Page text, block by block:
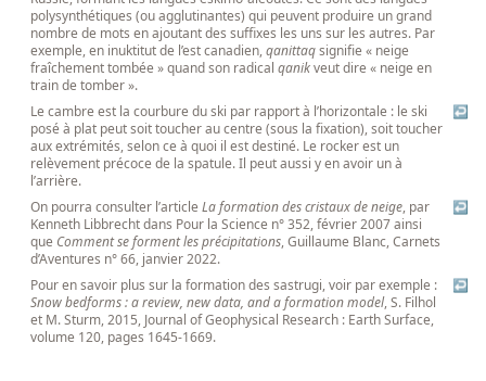
polysynthétiques (ou agglutinantes) qui peuvent produire un grand
nombre de mots en ajoutant des suffixes les uns sur les autres. Par
exemple, en inuktitut de l’est canadien,qanittaqsignifie « neige
fraîchement tombée » quand son radical qanikveut dire « neige en
train de tomber ».
Le cambre est la courbure du ski par rapport à l’horizontale : le ski
posé à plat peut soit toucher au centre (sous la fixation), soit toucher
aux extrémités, selon ce à quoi il est destiné. Le rocker est un
relèvement précoce de la spatule. Il peut aussi y en avoir un à
l’arrière.
↩
On pourra consulter l’article La formation des cristaux de neige, par
Kenneth Libbrecht dans Pour la Science n° 352, février 2007 ainsi
que Comment se forment les précipitations, Guillaume Blanc, Carnets
d’Aventures n° 66, janvier 2022.
↩
Pour en savoir plus sur la formation des sastrugi, voir par exemple :
Snow bedforms : a review, new data, and a formation model, S. Filhol
et M. Sturm, 2015, Journal of Geophysical Research : Earth Surface,
volume 120, pages 1645-1669.
↩